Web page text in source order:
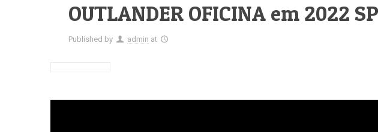
OUTLANDER OFICINA em 2022
Published by admin at